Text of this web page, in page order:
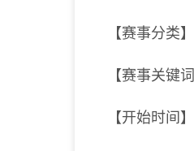
【赛事分类】
【赛事关键
【开始时间